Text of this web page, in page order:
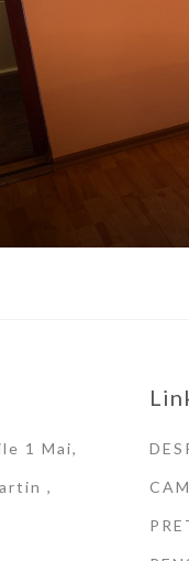
1 Mai,
,